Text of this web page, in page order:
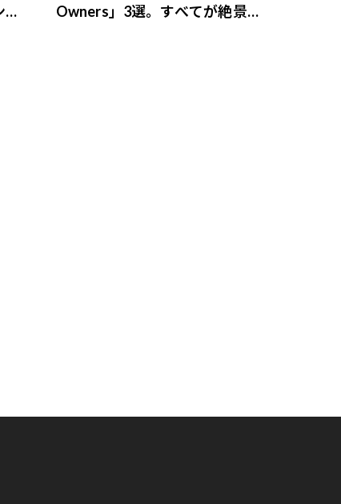
Owners」3選。すべてが絶景、